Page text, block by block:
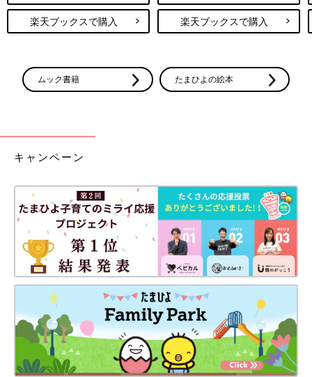
楽天ブックスで購入 楽天ブックスで購入
ムック書籍 たまひよの絵本
キャンペーン